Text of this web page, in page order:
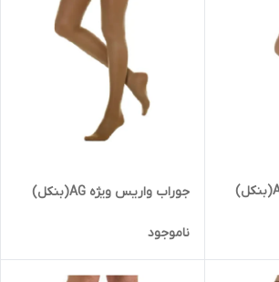
جوراب واریس ویژه AG(بنکل)
ناموجود